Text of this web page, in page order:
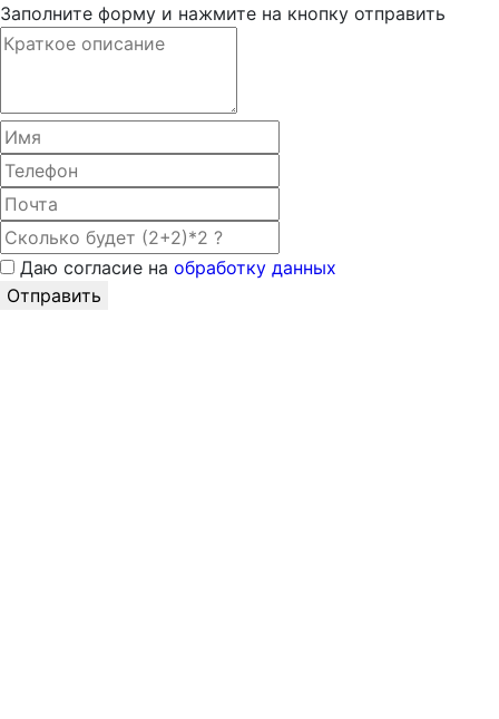
Заполните форму и нажмите на кнопку отправить
Даю согласие на обработку данных
Отправить